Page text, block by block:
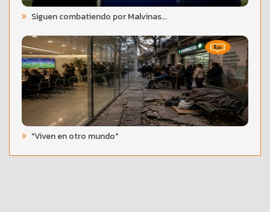
Siguen combatiendo por Malvinas...
"Viven en otro mundo"